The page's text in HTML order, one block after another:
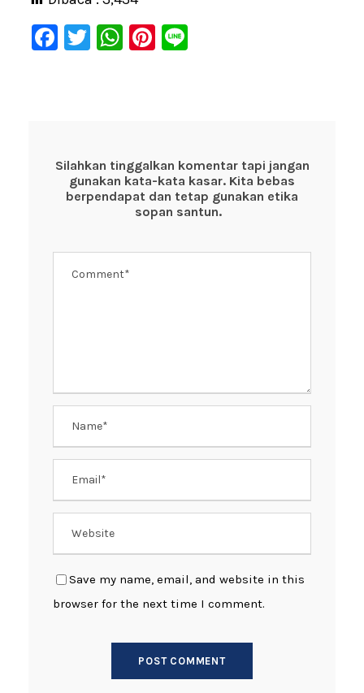
F
o
o
T
W
p
p
Pi
Silahkan tinggalkan komentar tapi jangan
gunakan kata-kata kasar. Kita bebas
berpendapat dan tetap gunakan etika
sopan santun.
Save my name, email, and website in this
browser for the next time I comment.